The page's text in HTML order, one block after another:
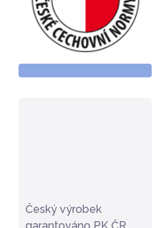
Český výrobek
garantováno PK ČR